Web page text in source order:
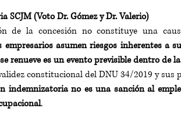
SCJM (Voto Dr. Gómez y Dr. Valerio)
de la concesión no constituye una
empresarios asumen riesgos inherentes a
renueve es un evento previsible dentro de
constitucional del DNU 34/2019 y sus
indemnizatoria no es una sanción al
.